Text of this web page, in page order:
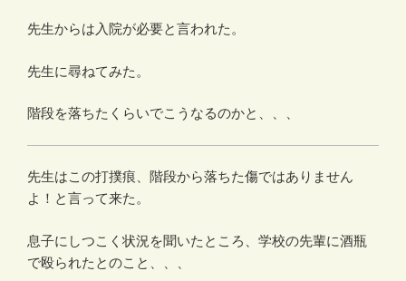
先生からは入院が必要と言われた。
先生に尋ねてみた。
階段を落ちたくらいでこうなるのかと、、、
先生はこの打撲痕、階段から落ちた傷ではありません
よ！と言って来た。
息子にしつこく状況を聞いたところ、学校の先輩に酒瓶
で殴られたとのこと、、、